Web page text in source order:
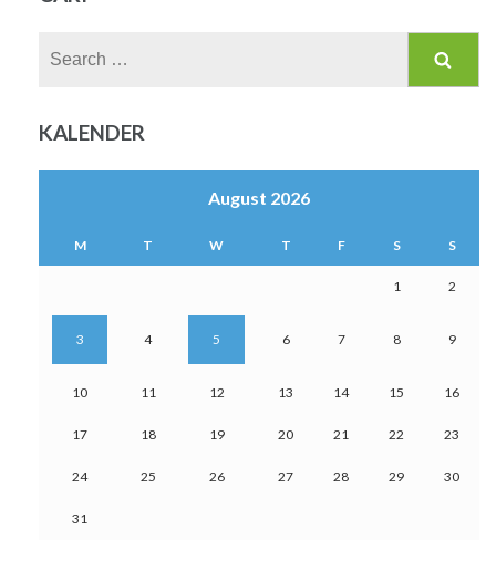
KALENDER
August 2026
M T W T F S S
1 2
3 4 5 6 7 8 9
10 11 12 13 14 15 16
17 18 19 20 21 22 23
24 25 26 27 28 29 30
31